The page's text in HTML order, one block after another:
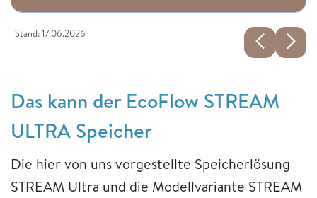
Stand: 17.06.2026
Das kann der EcoFlow STREAM
ULTRA Speicher
Die hier von uns vorgestellte Speicherlösung
STREAM Ultra und die Modellvariante STREAM